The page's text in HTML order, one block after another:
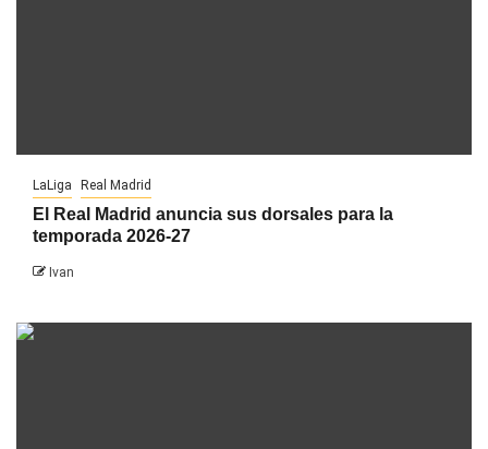
LaLiga Real Madrid
El Real Madrid anuncia sus dorsales para la
temporada 2026-27
Ivan